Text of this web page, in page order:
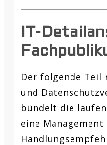
IT-
Der folgende Teil
und
bündelt die
eine